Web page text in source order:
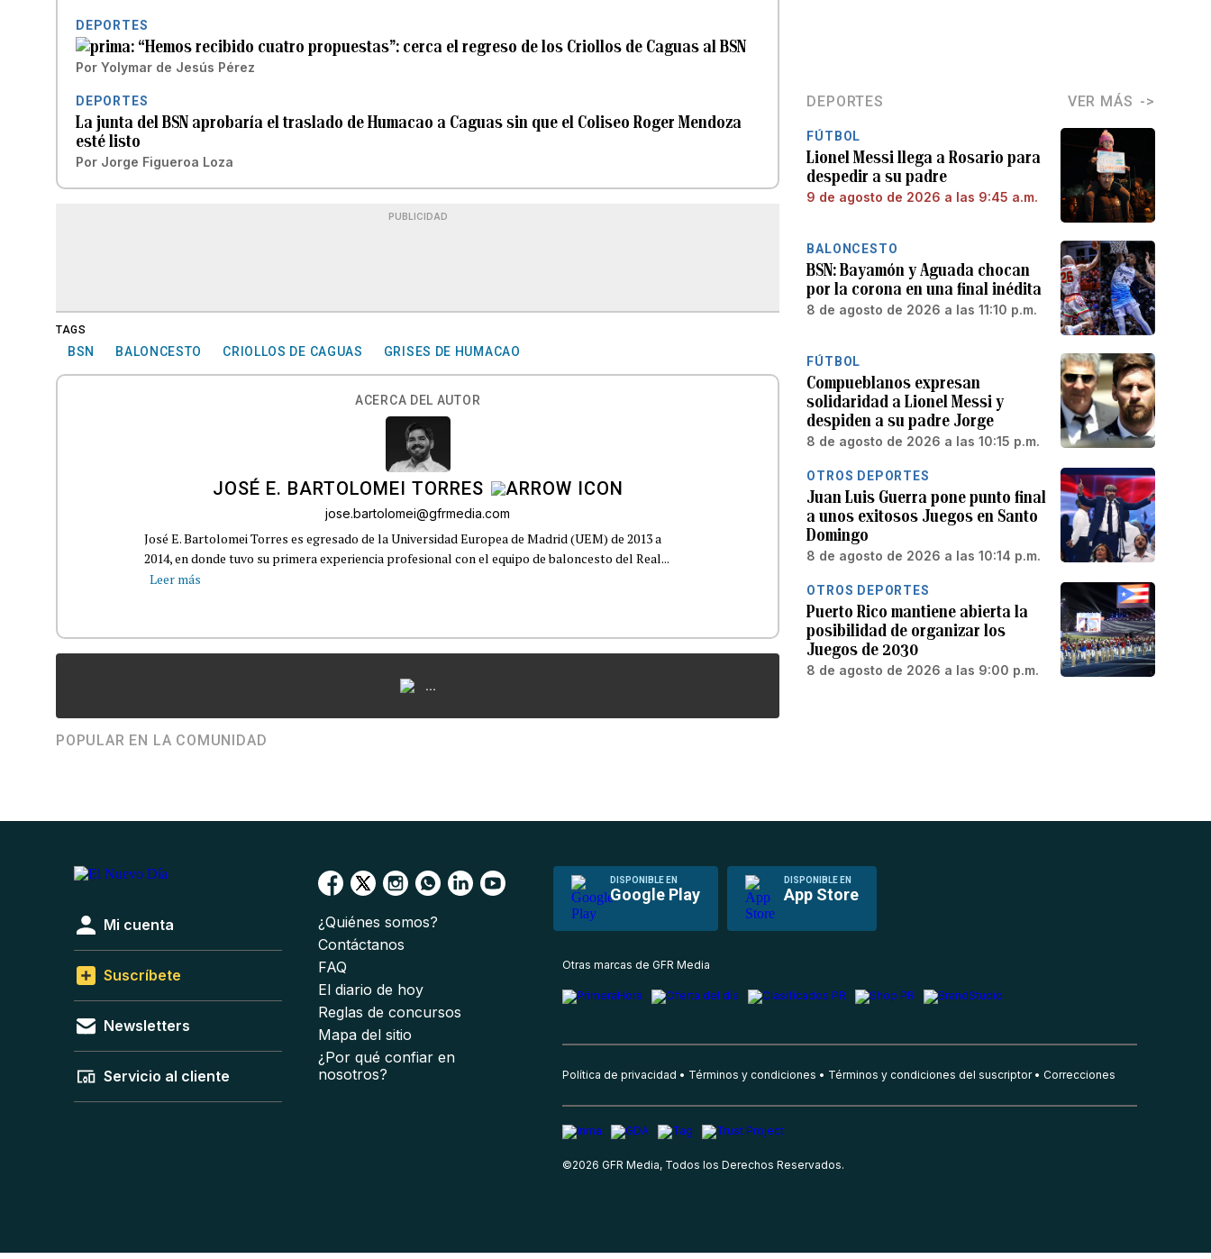
DEPORTES
“Hemos recibido cuatro propuestas”: cerca el regreso de los Criollos de Caguas al BSN
Por Yolymar de Jesús Pérez
DEPORTES
La junta del BSN aprobaría el traslado de Humacao a Caguas sin que el Coliseo Roger Mendoza
esté listo
Por Jorge Figueroa Loza
PUBLICIDAD
TAGS
BSN BALONCESTO CRIOLLOS DE CAGUAS GRISES DE HUMACAO
ACERCA DEL AUTOR
JOSÉ E. BARTOLOMEI TORRES
jose.bartolomei@gfrmedia.com
José E. Bartolomei Torres es egresado de la Universidad Europea de Madrid (UEM) de 2013 a
2014, en donde tuvo su primera experiencia profesional con el equipo de baloncesto del Real...
Leer más
...
POPULAR EN LA COMUNIDAD
DEPORTES VER MÁS
FÚTBOL
Lionel Messi llega a Rosario para
despedir a su padre
9 de agosto de 2026 a las 9:45 a.m.
BALONCESTO
BSN: Bayamón y Aguada chocan
por la corona en una final inédita
8 de agosto de 2026 a las 11:10 p.m.
FÚTBOL
Compueblanos expresan
solidaridad a Lionel Messi y
despiden a su padre Jorge
8 de agosto de 2026 a las 10:15 p.m.
OTROS DEPORTES
Juan Luis Guerra pone punto final
a unos exitosos Juegos en Santo
Domingo
8 de agosto de 2026 a las 10:14 p.m.
OTROS DEPORTES
Puerto Rico mantiene abierta la
posibilidad de organizar los
Juegos de 2030
8 de agosto de 2026 a las 9:00 p.m.
DISPONIBLE EN
Google Play
DISPONIBLE EN
App Store
Mi cuenta
Suscríbete
Newsletters
Servicio al cliente
¿Quiénes somos?
Contáctanos
FAQ
El diario de hoy
Reglas de concursos
Mapa del sitio
¿Por qué confiar en
nosotros?
Otras marcas de GFR Media
Política de privacidad Términos y condiciones Términos y condiciones del suscriptor Correcciones
©2026 GFR Media, Todos los Derechos Reservados.